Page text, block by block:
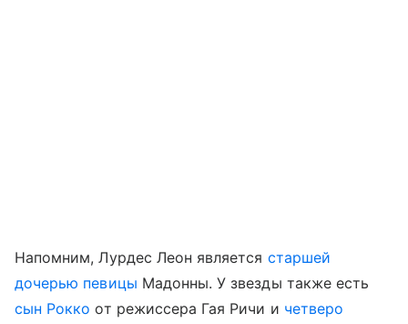
Напомним, Лурдес Леон является старшей
дочерью певицы Мадонны. У звезды также есть
сын Рокко от режиссера Гая Ричи и четверо